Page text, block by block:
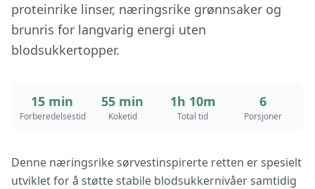
proteinrike linser, næringsrike grønnsaker og
brunris for langvarig energi uten
blodsukkertopper.
15 min
Forberedelsestid
55 min
Koketid
1h 10m
Total tid
6
Porsjoner
Denne næringsrike sørvestinspirerte retten er spesielt
utviklet for å støtte stabile blodsukkernivåer samtidig